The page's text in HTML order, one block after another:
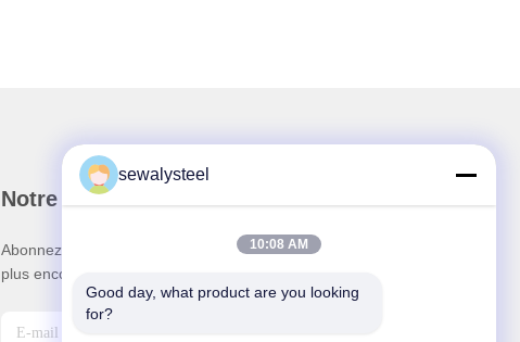
Notre newsletter
Abonnez-vous à notre newsletter pour des réductions et
plus encore.
sewalysteel
10:08 AM
Good day, what product are you looking
for?